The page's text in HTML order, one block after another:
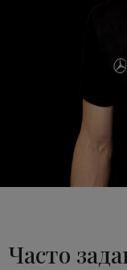
Часто